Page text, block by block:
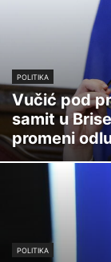
POLITIKA
Vučić pod
samit u
promeni
POLITIKA